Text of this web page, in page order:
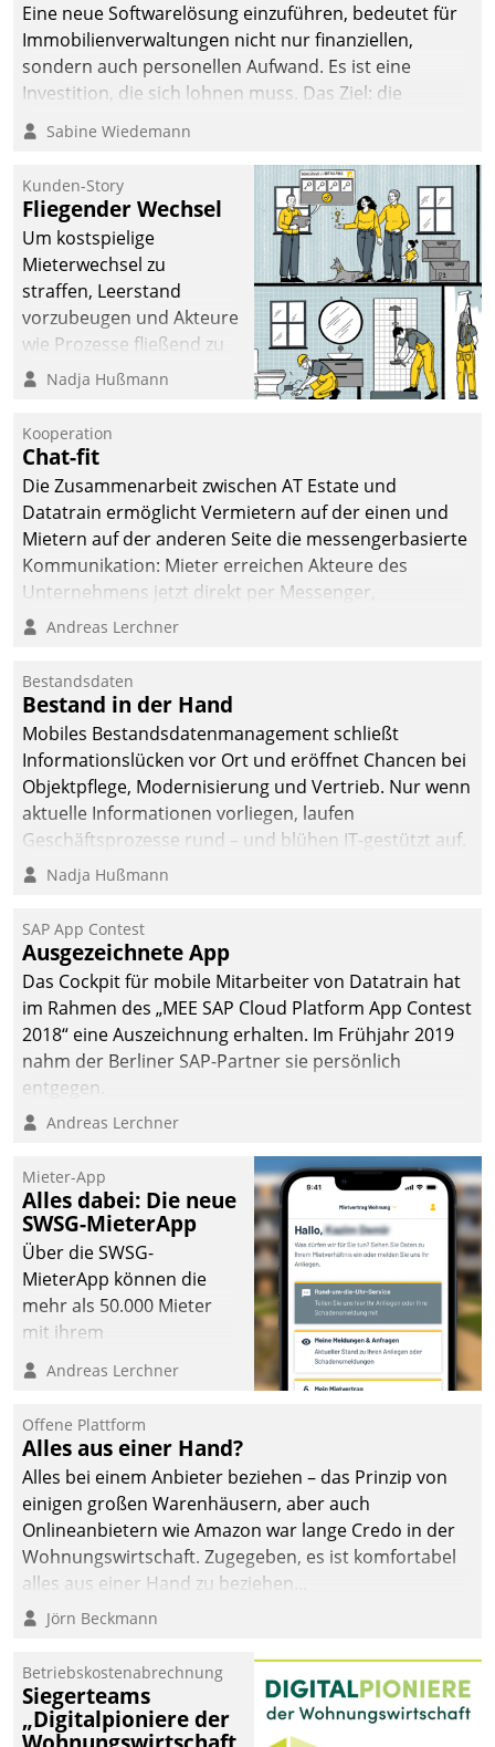
Eine neue Softwarelösung einzuführen, bedeutet für
Immobilienverwaltungen nicht nur finanziellen,
sondern auch personellen Aufwand. Es ist eine
Investition, die sich lohnen muss. Das Ziel: die
nachhaltige Optimierung der Geschäftsabläufe. Damit
dieses Ziel erreicht wird, sollten einige Grundregeln
Sabine Wiedemann
Kunden-Story
Fliegender Wechsel
Um kostspielige
Mieterwechsel zu
straffen, Leerstand
vorzubeugen und Akteure
wie Prozesse fließend zu
vernetzen, nutzt die
Jahresbeginn eine
Überblick, Einsicht und
Eingriff bietende Lösung.
Zur Entwicklung setzte
man auf
Cloudtechnologie,
bewährte und Startup-
agile Projektmethoden.
Nadja Hußmann
Kooperation
Chat-fit
Die Zusammenarbeit zwischen AT Estate und
Datatrain ermöglicht Vermietern auf der einen und
Mietern auf der anderen Seite die messengerbasierte
Kommunikation: Mieter erreichen Akteure des
Unternehmens jetzt direkt per Messenger,
Mitarbeiter oder Dienstleister empfangen oder
Andreas Lerchner
Bestandsdaten
Bestand in der Hand
Mobiles Bestandsdatenmanagement schließt
Informationslücken vor Ort und eröffnet Chancen bei
Objektpflege, Modernisierung und Vertrieb. Nur wenn
aktuelle Informationen vorliegen, laufen
Geschäftsprozesse rund – und blühen IT-gestützt auf.
Nadja Hußmann
SAP App Contest
Ausgezeichnete App
Das Cockpit für mobile Mitarbeiter von Datatrain hat
im Rahmen des „MEE SAP Cloud Platform App Contest
2018“ eine Auszeichnung erhalten. Im Frühjahr 2019
nahm der Berliner SAP-Partner sie persönlich
entgegen.
Andreas Lerchner
Mieter-App
Alles dabei: Die neue
SWSG-MieterApp
Über die SWSG-
MieterApp können die
mehr als 50.000 Mieter
mit ihrem
Wohnungsunternehmen
kommunizieren, auf dem
einsehen und ändern
oder
Schadensmeldungen
abgeben – rund um die
Uhr.
Andreas Lerchner
Offene Plattform
Alles aus einer Hand?
Alles bei einem Anbieter beziehen – das Prinzip von
einigen großen Warenhäusern, aber auch
Onlineanbietern wie Amazon war lange Credo in der
Wohnungswirtschaft. Zugegeben, es ist komfortabel
alles aus einer Hand zu beziehen...
Jörn Beckmann
Betriebskostenabrechnung
Siegerteams
„Digitalpioniere der